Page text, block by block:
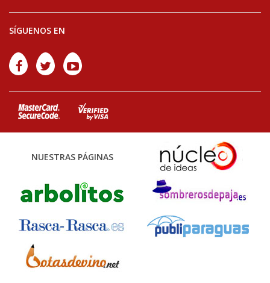
SÍGUENOS EN
NUESTRAS PÁGINAS